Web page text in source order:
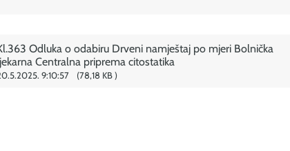
Odluka o odabiru Drveni namještaj po mjeri Bolnička
Centralna priprema citostatika
9:10:57 78,18 KB